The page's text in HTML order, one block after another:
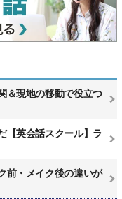
＆現地の移動で役立つ
英会話スクール】ラ
前・メイク後の違いが